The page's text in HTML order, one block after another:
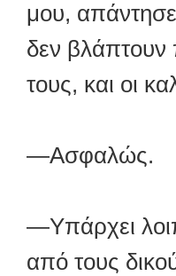
μου,
δεν βλάπτουν
τους, και οι
—Ασφαλώς.
—Υπάρχει
από τους